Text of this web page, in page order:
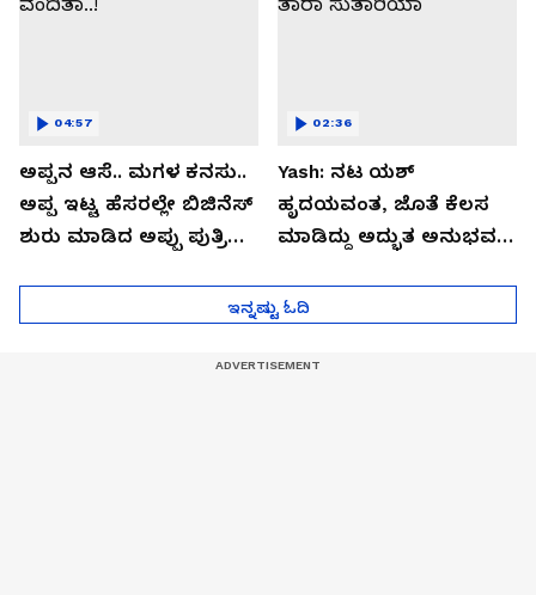
ಅಪ್ಪನ ಆಸೆ.. ಮಗಳ ಕನಸು..
ಅಪ್ಪ ಇಟ್ಟ ಹೆಸರಲ್ಲೇ ಬಿಜಿನೆಸ್​
ಶುರು ಮಾಡಿದ ಅಪ್ಪು ಪುತ್ರಿ
04:57
Yash: ನಟ ಯಶ್​
ಹೃದಯವಂತ, ಜೊತೆ ಕೆಲಸ
ಮಾಡಿದ್ದು ಅದ್ಭುತ ಅನುಭವ:
02:36
ಇನ್ನಷ್ಟು ಓದಿ